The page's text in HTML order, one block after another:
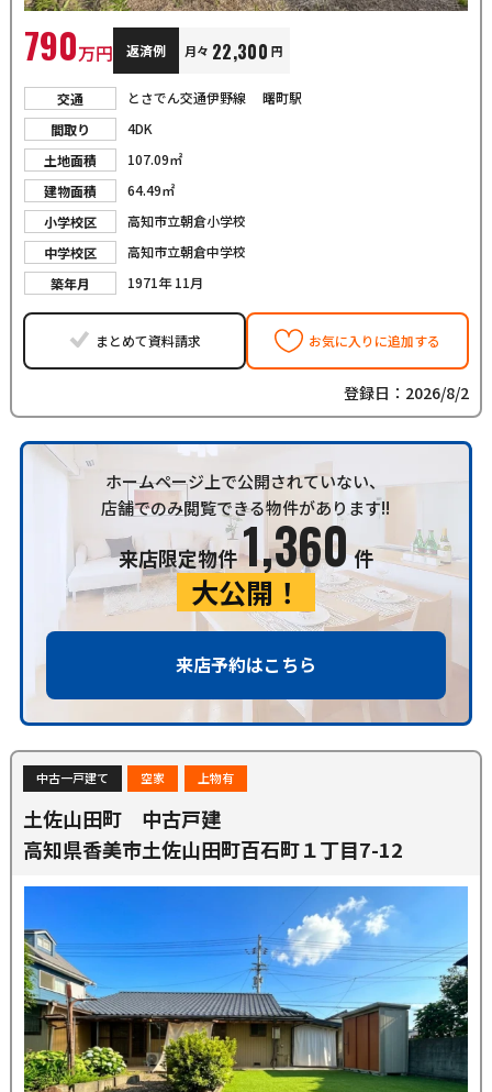
790万円 返済例 月々 22,300 円
交通
とさでん交通伊野線 曙町駅
間取り
4DK
土地面積
107.09㎡
建物面積
64.49㎡
小学校区
高知市立朝倉小学校
中学校区
高知市立朝倉中学校
築年月
1971年 11月
まとめて資料請求 お気に入りに追加する
登録日：2026/8/2
ホームページ上で公開されていない、
店舗でのみ閲覧できる物件があります!!
来店限定物件1,360件
大公開！
来店予約はこちら
中古一戸建て 空家 上物有
土佐山田町 中古戸建
高知県香美市土佐山田町百石町１丁目7-12